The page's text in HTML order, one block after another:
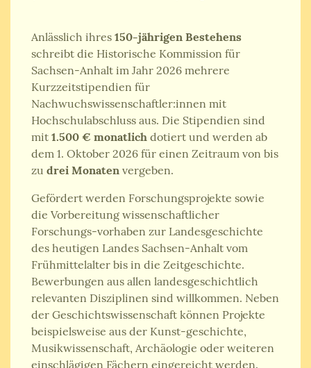
Anlässlich ihres 150-jährigen Bestehens
schreibt die Historische Kommission für
Sachsen-Anhalt im Jahr 2026 mehrere
Kurzzeitstipendien für
Nachwuchswissenschaftler:innen mit
Hochschulabschluss aus. Die Stipendien sind
mit 1.500 € monatlich dotiert und werden ab
dem 1. Oktober 2026 für einen Zeitraum von bis
zu drei Monaten vergeben.
Gefördert werden Forschungsprojekte sowie
die Vorbereitung wissenschaftlicher
Forschungs-vorhaben zur Landesgeschichte
des heutigen Landes Sachsen-Anhalt vom
Frühmittelalter bis in die Zeitgeschichte.
Bewerbungen aus allen landesgeschichtlich
relevanten Disziplinen sind willkommen. Neben
der Geschichtswissenschaft können Projekte
beispielsweise aus der Kunst-geschichte,
Musikwissenschaft, Archäologie oder weiteren
einschlägigen Fächern eingereicht werden.